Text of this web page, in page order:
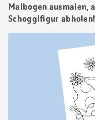
Malbogen ausmalen,
Schoggifigur abholen!